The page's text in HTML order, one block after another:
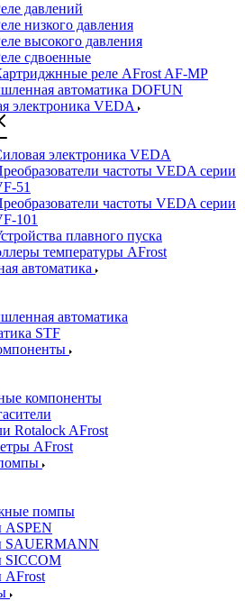
давлений
низкого давления
высокого давления
сдвоенные
реле AFrost AF-MP
автоматика DOFUN
электроника VEDA
электроника VEDA
частоты VEDA серии
51
частоты VEDA серии
101
плавного пуска
температуры AFrost
автоматика
автоматика
STF
компоненты
Rotalock AFrost
AFrost
помпы